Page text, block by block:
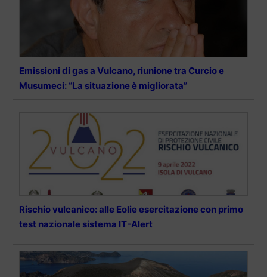
Emissioni di gas a Vulcano, riunione tra Curcio e
Musumeci: “La situazione è migliorata”
Rischio vulcanico: alle Eolie esercitazione con primo
test nazionale sistema IT-Alert